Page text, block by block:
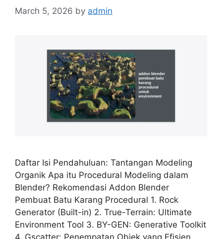
March 5, 2026 by admin
Daftar Isi Pendahuluan: Tantangan Modeling
Organik Apa itu Procedural Modeling dalam
Blender? Rekomendasi Addon Blender
Pembuat Batu Karang Procedural 1. Rock
Generator (Built-in) 2. True-Terrain: Ultimate
Environment Tool 3. BY-GEN: Generative Toolkit
4. Gscatter: Penempatan Objek yang Efisien